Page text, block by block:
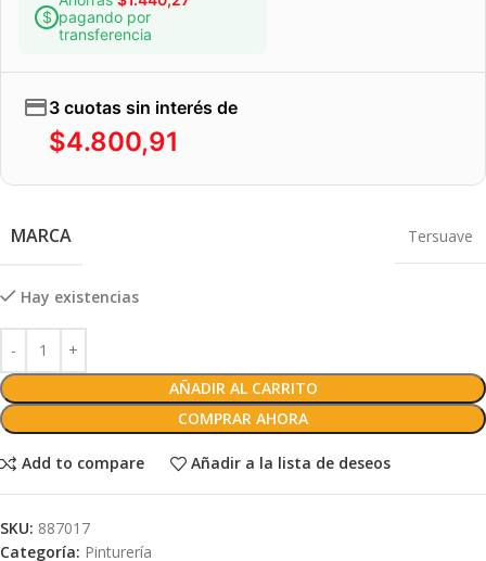
pagando por
transferencia
3 cuotas sin interés de
$4.800,91
MARCA Tersuave
Hay existencias
AÑADIR AL CARRITO
COMPRAR AHORA
Add to compare Añadir a la lista de deseos
SKU: 887017
Categoría: Pinturería